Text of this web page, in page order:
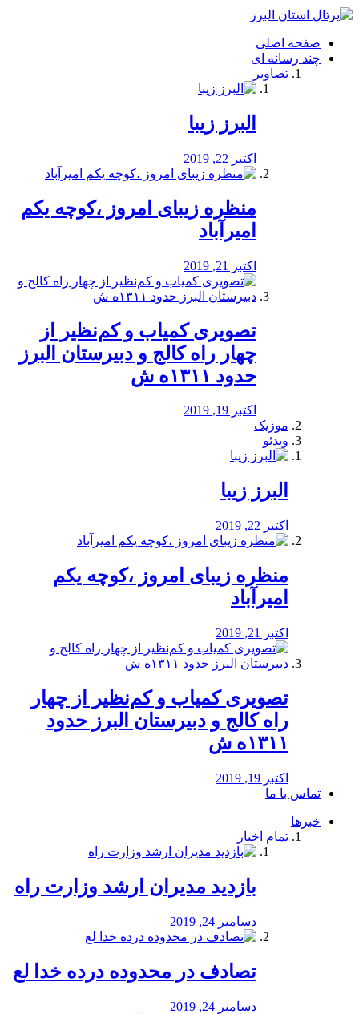
فصد
شرق
تهران
خشکشویی
صفحه اصلی
چند رسانه ای
تصاویر
البرز زیبا
اکتبر 22, 2019
منظره‌‌ زیبای امروز ،کوچه یکم
امیرآباد
اکتبر 21, 2019
️تصویری کمیاب و کم‌نظیر از
چهار راه كالج و دبيرستان البرز
حدود ۱۳۱۱ه ش
اکتبر 19, 2019
موزیک
ویدئو
البرز زیبا
اکتبر 22, 2019
منظره‌‌ زیبای امروز ،کوچه یکم
امیرآباد
اکتبر 21, 2019
️تصویری کمیاب و کم‌نظیر از چهار
راه كالج و دبيرستان البرز حدود
۱۳۱۱ه ش
اکتبر 19, 2019
تماس با ما
خبرها
تمام اخبار
بازدید مدیران ارشد وزارت راه
دسامبر 24, 2019
تصادف در محدوده درده خدا لع
دسامبر 24, 2019